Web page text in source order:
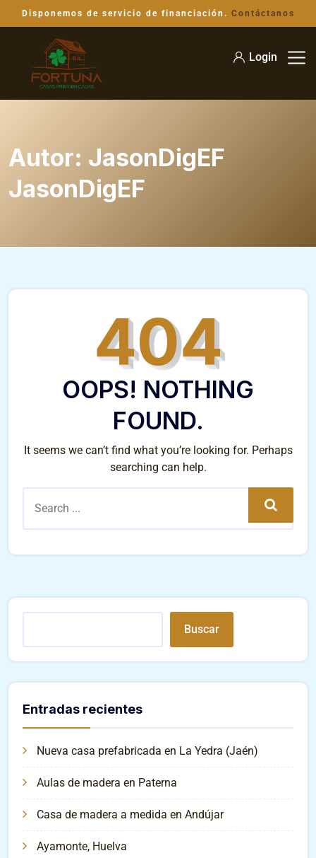
Disponemos de servicio de financiación. Contáctanos
Login
Autor: JasonDigEF
JasonDigEF
404
OOPS! NOTHING
FOUND.
It seems we can’t find what you’re looking for. Perhaps
searching can help.
Search
Buscar
Entradas recientes
Nueva casa prefabricada en La Yedra (Jaén)
Aulas de madera en Paterna
Casa de madera a medida en Andújar
Ayamonte, Huelva